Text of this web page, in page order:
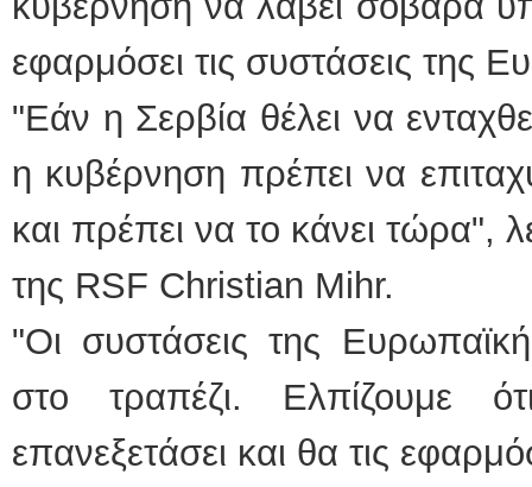
εφαρμόσει τις συστάσεις της
"Εάν η Σερβία θέλει να
η κυβέρνηση πρέπει να
και πρέπει να το κάνει τώρα",
της RSF Christian Mihr.
"Οι συστάσεις της
στο τραπέζι. Ελπίζουμε
επανεξετάσει και θα τις